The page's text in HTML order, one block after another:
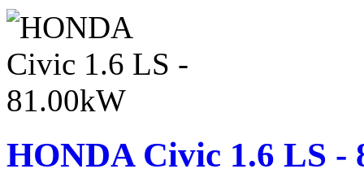
HONDA Civic 1.6 LS -